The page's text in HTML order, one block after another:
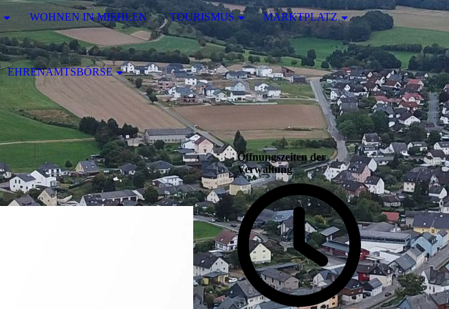
WOHNEN IN MIEHLEN TOURISMUS MARKTPLATZ
EHRENAMTSBÖRSE
Öffnungszeiten der
Verwaltung